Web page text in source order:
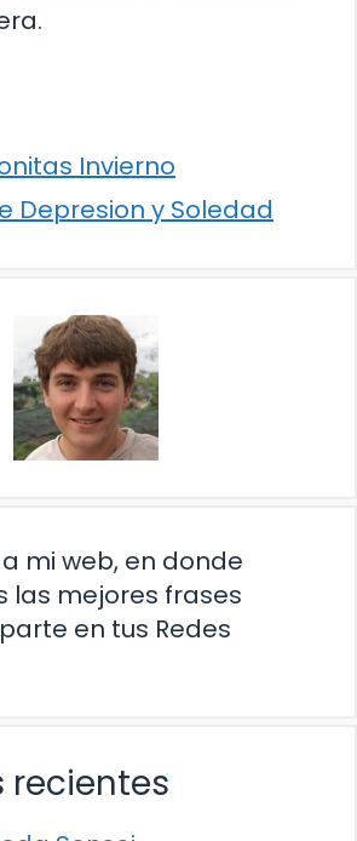
Invierno
Depresion y Soledad
mi web, en donde
las mejores frases
en tus Redes
recientes